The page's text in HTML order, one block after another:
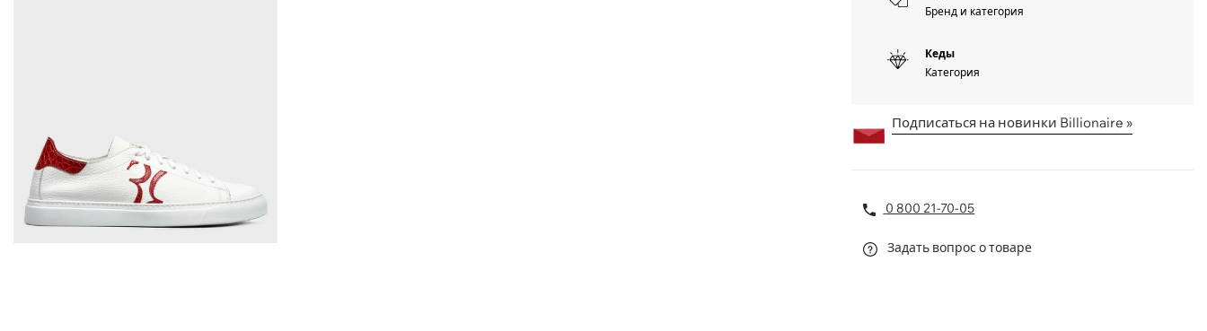
Бренд и категория
Кеды
Категория
Подписаться на новинки Billionaire »
0 800 21-70-05
Задать вопрос о товаре